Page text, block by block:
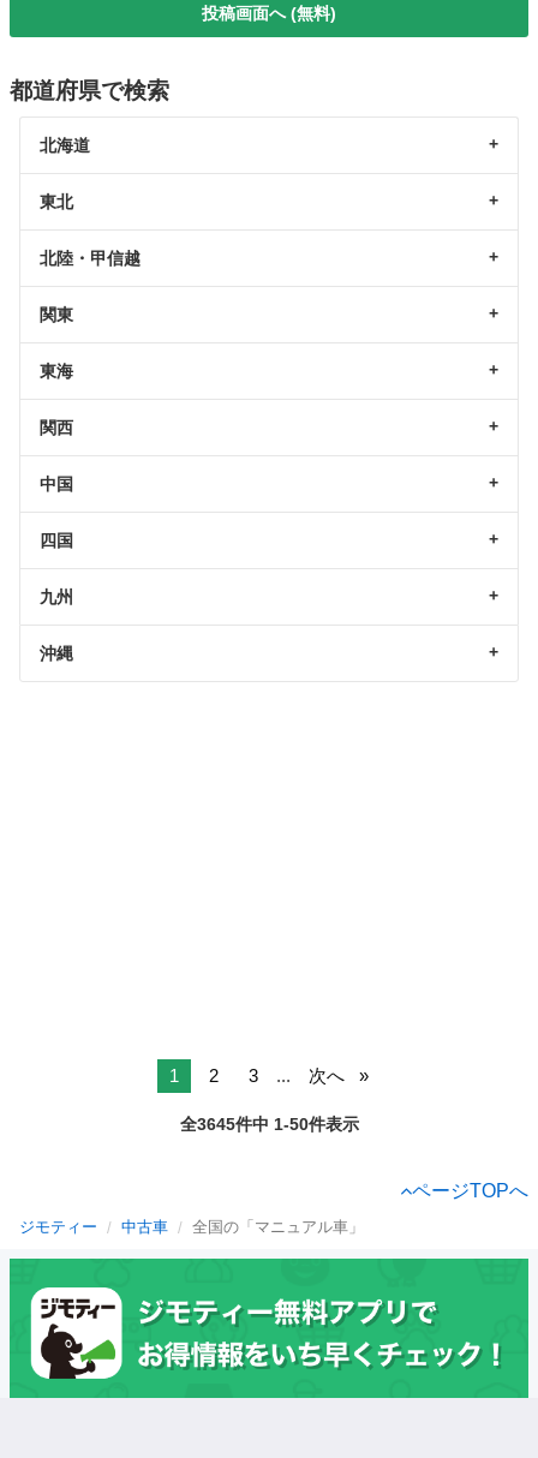
投稿画面へ (無料)
都道府県で検索
北海道
東北
北陸・甲信越
関東
東海
関西
中国
四国
九州
沖縄
1 2 3 ... 次へ
全3645件中 1-50件表示
ページTOPへ
ジモティー 中古車 全国の「マニュアル車」